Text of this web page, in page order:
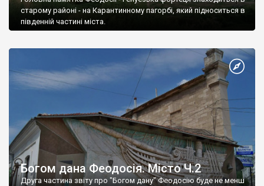
старому районі - на Карантинному пагорбі, який підноситься в
південній частині міста.
Богом дана Феодосія. Місто Ч.2
Друга частина звіту про "Богом дану" Феодосію буде не менш